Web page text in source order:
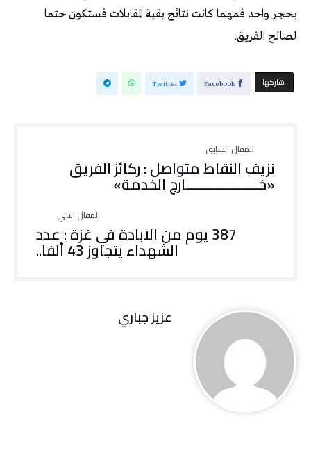
بحجر واحد فمهما كانت نتائج بقية المقابلات فستكون حتما
لصالح الفريق.
‫‫ شاركها‬ Facebook
Twitter
نزيف النقاط متواصل : ركائز الفريق
«خـــــــــــــــــــــارج الخدمة»
387 يوم من الابادة في غزة : عدد
الشهداء يتجاوز 43 ألفا..
عزيز جباري